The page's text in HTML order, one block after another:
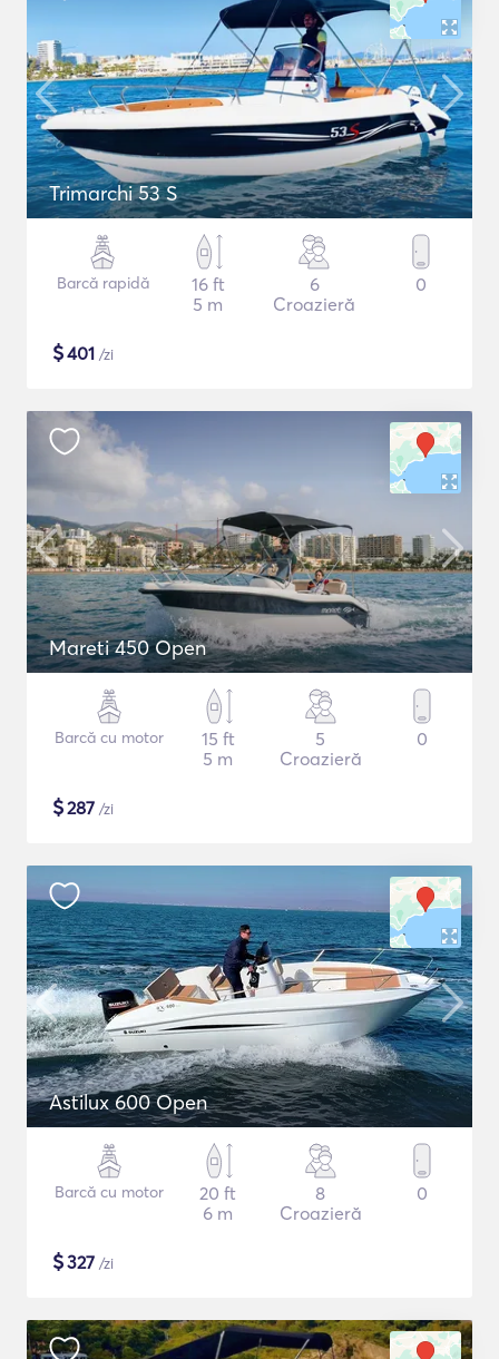
Trimarchi 53 S
Barcă rapidă
16 ft
5 m
6
Croazieră
0
$401 /zi
Mareti 450 Open
Barcă cu motor
15 ft
5 m
5
Croazieră
0
$287 /zi
Astilux 600 Open
Barcă cu motor
20 ft
6 m
8
Croazieră
0
$327 /zi